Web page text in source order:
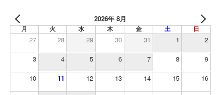
2026年 8月
月 火 水 木 金 土 日
27 28 29 30 31 1 2
3 4 5 6 7 8 9
10 11 12 13 14 15 16